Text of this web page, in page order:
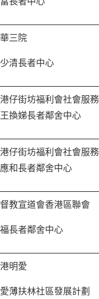
三院
清長者中心
仔街坊福利會社會服
換娣長者鄰舍中心
仔街坊福利會社會服
和長者鄰舍中心
教宣道會香港區聯會
長者鄰舍中心
明愛
薄扶林社區發展計劃